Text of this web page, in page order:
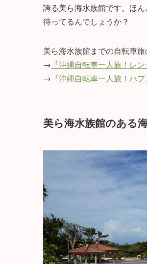
誇る美ら海水族館です。ほ
待ってるんでしょうか？
美ら海水族館までの自転車
→ 『沖縄自転車一人旅！レ
→ 『沖縄自転車一人旅！ハ
美ら海水族館のある